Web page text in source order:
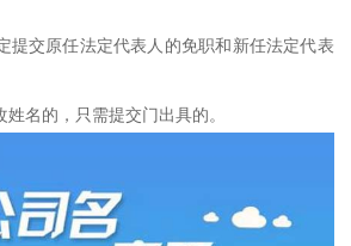
提交原任法定代表人的免职和新任法定代表
名的，只需提交门出具的。